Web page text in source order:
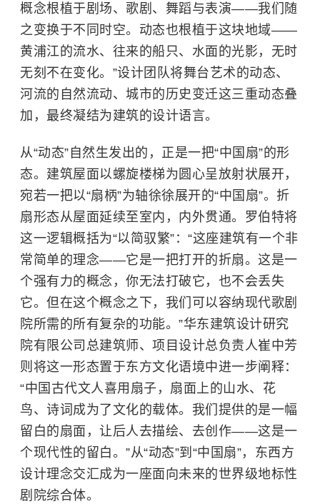
概念根植于剧场、歌剧、舞蹈与表演——我们随
之变换于不同时空。动态也根植于这块地域——
黄浦江的流水、往来的船只、水面的光影，无时
无刻不在变化。”设计团队将舞台艺术的动态、
河流的自然流动、城市的历史变迁这三重动态叠
加，最终凝结为建筑的设计语言。
从“动态”自然生发出的，正是一把“中国扇”的形
态。建筑屋面以螺旋楼梯为圆心呈放射状展开，
宛若一把以“扇柄”为轴徐徐展开的“中国扇”。折
扇形态从屋面延续至室内，内外贯通。罗伯特将
这一逻辑概括为“以简驭繁”：“这座建筑有一个非
常简单的理念——它是一把打开的折扇。这是一
个强有力的概念，你无法打破它，也不会丢失
它。但在这个概念之下，我们可以容纳现代歌剧
院所需的所有复杂的功能。”华东建筑设计研究
院有限公司总建筑师、项目设计总负责人崔中芳
则将这一形态置于东方文化语境中进一步阐释：
“中国古代文人喜用扇子，扇面上的山水、花
鸟、诗词成为了文化的载体。我们提供的是一幅
留白的扇面，让后人去描绘、去创作——这是一
个现代性的留白。”从“动态”到“中国扇”，东西方
设计理念交汇成为一座面向未来的世界级地标性
剧院综合体。